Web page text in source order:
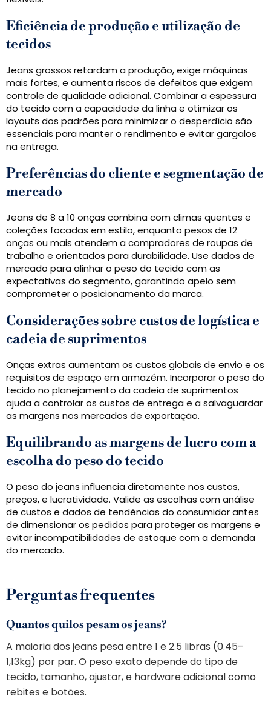
Eficiência de produção e utilização de
tecidos
Jeans grossos retardam a produção, exige máquinas
mais fortes, e aumenta riscos de defeitos que exigem
controle de qualidade adicional. Combinar a espessura
do tecido com a capacidade da linha e otimizar os
layouts dos padrões para minimizar o desperdício são
essenciais para manter o rendimento e evitar gargalos
na entrega.
Preferências do cliente e segmentação de
mercado
Jeans de 8 a 10 onças combina com climas quentes e
coleções focadas em estilo, enquanto pesos de 12
onças ou mais atendem a compradores de roupas de
trabalho e orientados para durabilidade. Use dados de
mercado para alinhar o peso do tecido com as
expectativas do segmento, garantindo apelo sem
comprometer o posicionamento da marca.
Considerações sobre custos de logística e
cadeia de suprimentos
Onças extras aumentam os custos globais de envio e os
requisitos de espaço em armazém. Incorporar o peso do
tecido no planejamento da cadeia de suprimentos
ajuda a controlar os custos de entrega e a salvaguardar
as margens nos mercados de exportação.
Equilibrando as margens de lucro com a
escolha do peso do tecido
O peso do jeans influencia diretamente nos custos,
preços, e lucratividade. Valide as escolhas com análise
de custos e dados de tendências do consumidor antes
de dimensionar os pedidos para proteger as margens e
evitar incompatibilidades de estoque com a demanda
do mercado.
Perguntas frequentes
Quantos quilos pesam os jeans?
A maioria dos jeans pesa entre 1 e 2.5 libras (0.45–
1,13kg) por par. O peso exato depende do tipo de
tecido, tamanho, ajustar, e hardware adicional como
rebites e botões.